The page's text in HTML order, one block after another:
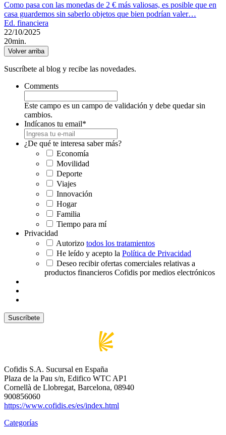
Como pasa con las monedas de 2 € más valiosas, es posible que en
casa guardemos sin saberlo objetos que bien podrían valer…
Ed. financiera
22/10/2025
20min.
Volver arriba
Suscríbete al blog y recibe las novedades.
Comments
Este campo es un campo de validación y debe quedar sin
cambios.
Indícanos tu email*
¿De qué te interesa saber más?
Economía
Movilidad
Deporte
Viajes
Innovación
Hogar
Familia
Tiempo para mí
Privacidad
Autorizo todos los tratamientos
He leído y acepto la Política de Privacidad
Deseo recibir ofertas comerciales relativas a
productos financieros Cofidis por medios electrónicos
Cofidis S.A. Sucursal en España
Plaza de la Pau s/n, Edifico WTC AP1
Cornellà de Llobregat, Barcelona, 08940
900856060
https://www.cofidis.es/es/index.html
Categorías